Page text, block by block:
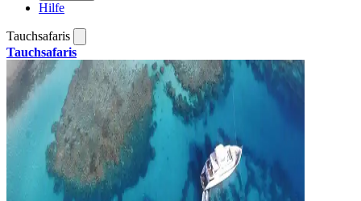
Hilfe
Tauchsafaris
Tauchsafaris